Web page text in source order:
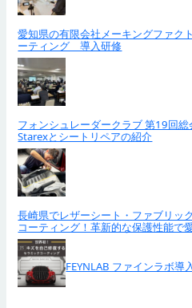
愛知県の有限会社メーキングファ
ーティング 導入研修
フォンシュレーダークラブ 第19回
Starexとシートリペアの紹介
長崎県でレザーシート・ファブリッ
コーティング！革新的な保護性能で
FEYNLAB ファインラボ導